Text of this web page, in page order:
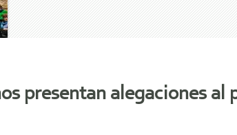
presentan alegaciones